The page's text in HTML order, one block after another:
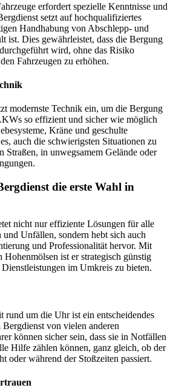
erfordert spezielle Kenntnisse und
setzt auf hochqualifiziertes
Handhabung von Abschlepp- und
ist. Dies gewährleistet, dass die Bergung
wird, ohne das Risiko
Fahrzeugen zu erhöhen.
modernste Technik ein, um die Bergung
so effizient und sicher wie möglich
Kräne und geschulte
auch die schwierigsten Situationen zu
Straßen, in unwegsamem Gelände oder
die erste Wahl in
nicht nur effiziente Lösungen für alle
Unfällen, sondern hebt sich auch
und Professionalität hervor. Mit
Hohenmölsen ist er strategisch günstig
im Umkreis zu bieten.
rund um die Uhr ist ein entscheidendes
von vielen anderen
können sicher sein, dass sie in Notfällen
Hilfe zählen können, ganz gleich, ob der
oder während der Stoßzeiten passiert.